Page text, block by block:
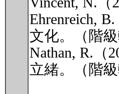
Ehrenreich,
文化。（階
Nathan, R.（
立緒。（階